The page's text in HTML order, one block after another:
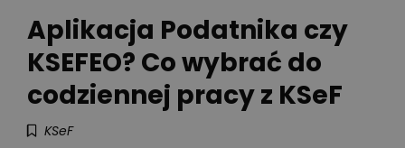
Aplikacja Podatnika czy
KSEFEO? Co wybrać do
codziennej pracy z KSeF
KSeF